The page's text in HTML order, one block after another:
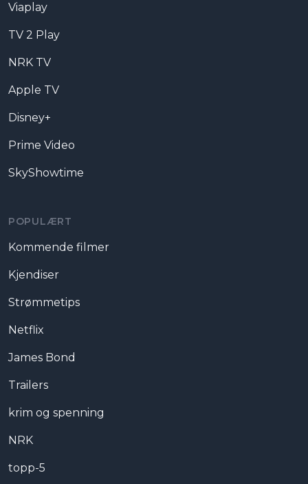
Viaplay
TV 2 Play
NRK TV
Apple TV
Disney+
Prime Video
SkyShowtime
POPULÆRT
Kommende filmer
Kjendiser
Strømmetips
Netflix
James Bond
Trailers
krim og spenning
NRK
topp-5